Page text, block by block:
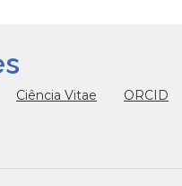
Ciência Vitae ORCID